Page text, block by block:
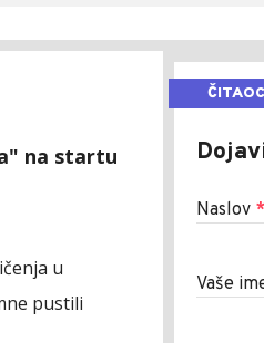
na startu
u
pustili
Naslov *
Vaše